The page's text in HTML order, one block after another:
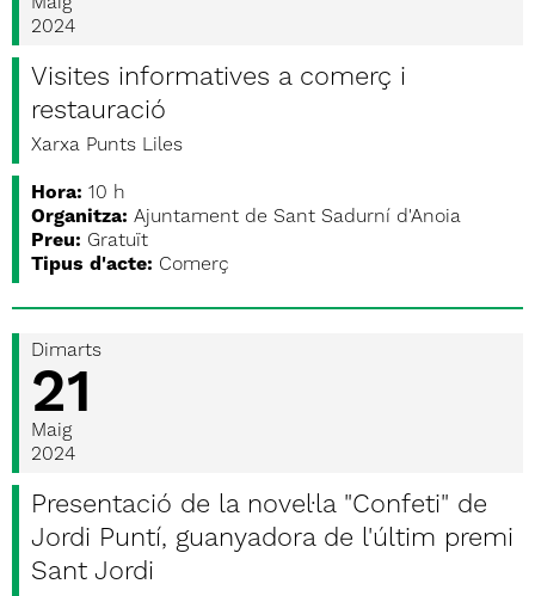
2024
Visites informatives a comerç i
restauració
Xarxa Punts Liles
Hora: 10 h
Organitza: Ajuntament de Sant Sadurní d'Anoia
Preu: Gratuït
Tipus d'acte: Comerç
Dimarts
21
Maig
2024
Presentació de la novel·la "Confeti" de
Jordi Puntí, guanyadora de l'últim premi
Sant Jordi